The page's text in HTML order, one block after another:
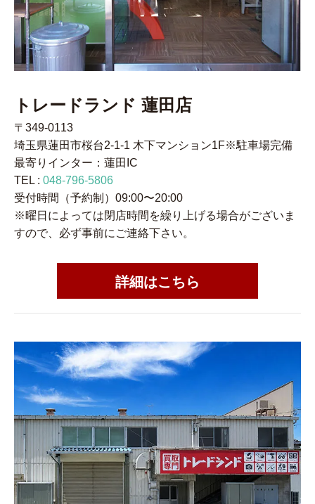
トレードランド 蓮田店
〒349-0113
埼玉県蓮田市桜台2-1-1 木下マンション1F※駐車場完備
最寄りインター：蓮田IC
TEL : 048-796-5806
受付時間（予約制）09:00〜20:00
※曜日によっては閉店時間を繰り上げる場合がございま
すので、必ず事前にご連絡下さい。
詳細はこちら